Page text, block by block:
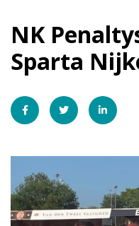
Gerealiseerde projecten
Nieuws en verhalen
Onze vrienden
vrienden@meandermc.nl
033 - 850 2014
NK
Sparta